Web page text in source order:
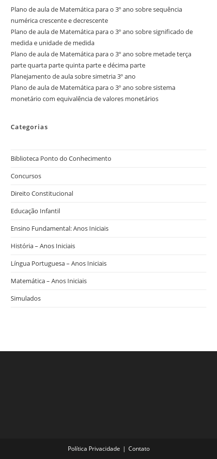
Plano de aula de Matemática para o 3º ano sobre sequência
numérica crescente e decrescente
Plano de aula de Matemática para o 3º ano sobre significado de
medida e unidade de medida
Plano de aula de Matemática para o 3º ano sobre metade terça
parte quarta parte quinta parte e décima parte
Planejamento de aula sobre simetria 3º ano
Plano de aula de Matemática para o 3º ano sobre sistema
monetário com equivalência de valores monetários
Categorias
Biblioteca Ponto do Conhecimento
Concursos
Direito Constitucional
Educação Infantil
Ensino Fundamental: Anos Iniciais
História – Anos Iniciais
Língua Portuguesa – Anos Iniciais
Matemática – Anos Iniciais
Simulados
Política Privacidade Contato